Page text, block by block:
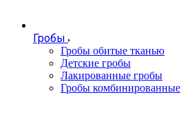
Гробы
Гробы обитые тканью
Детские гробы
Лакированные гробы
Гробы комбинированные